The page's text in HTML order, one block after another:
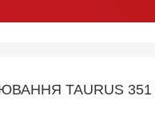
TAURUS 351